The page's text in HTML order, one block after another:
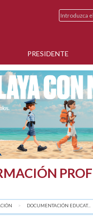
PRESIDENTE
DOCUMENTACIÓN EDUCAT...